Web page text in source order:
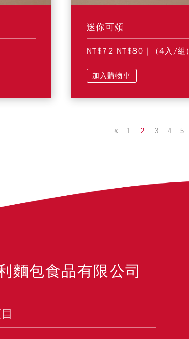
迷你可頌
NT$72 NT$80| (4入/組)
加入購物車
1 2 3 4 5
麵包食品有限公司